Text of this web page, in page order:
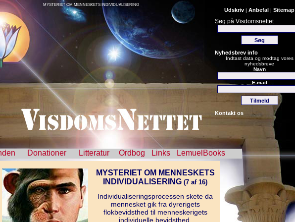
Udskriv | Anbefal | Sitemap
Søg på Visdomsnettet
Nyhedsbrev info
Indtast data og modtag vores
nyhedsbreve
Navn
E-mail
Kontakt os
MYSTERIET OM MENNESKETS INDIVIDUALISERING
Donationer Litteratur Ordbog Links LemuelBooks
MYSTERIET OM MENNESKETS
INDIVIDUALISERING (7 af 16)
Individualiseringsprocessen skete da
mennesket gik fra dyrerigets
flokbevidsthed til menneskerigets
individuelle bevidsthed.